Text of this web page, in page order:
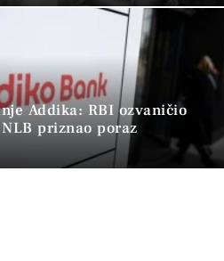
Addika: RBI ozvaničio
priznao poraz